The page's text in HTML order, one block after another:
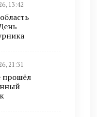
13:42
21:31
прошёл